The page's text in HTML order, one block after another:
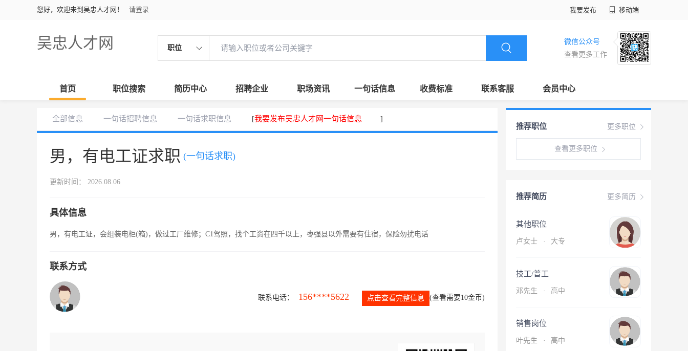
您好，欢迎来到吴忠人才网！ 请登录 我要发布 移动端
吴忠人才网 职位
微信公众号
查看更多工作
首页 职位搜索 简历中心 招聘企业 职场资讯 一句话信息 收费标准 联系客服 会员中心
全部信息 一句话招聘信息 一句话求职信息 [我要发布吴忠人才网一句话信息 ]
男，有电工证求职 (一句话求职)
更新时间： 2026.08.06
具体信息
男，有电工证，会组装电柜(箱)，做过工厂维修；C1驾照，找个工资在四千以上，枣强县以外需要有住宿，保险勿扰电话
联系方式
联系电话： 156****5622 点击查看完整信息 (查看需要10金币)
更多职位
推荐职位
查看更多职位
更多简历
推荐简历
其他职位
卢女士 · 大专
技工/普工
邓先生 · 高中
销售岗位
叶先生 · 高中